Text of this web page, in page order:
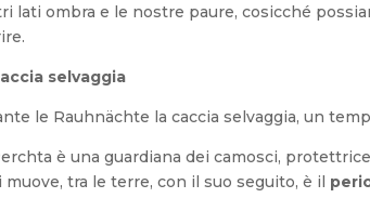
lati ombra e le nostre paure, cosicché
selvaggia
le Rauhnächte la caccia selvaggia, un
è una guardiana dei camosci,
muove, tra le terre, con il suo seguito, è il